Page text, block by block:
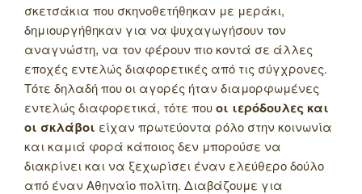
σκετσάκια που σκηνοθετήθηκαν με μεράκι,
δημιουργήθηκαν για να ψυχαγωγήσουν τον
αναγνώστη, να τον φέρουν πιο κοντά σε άλλες
εποχές εντελώς διαφορετικές από τις σύγχρονες.
Τότε δηλαδή που οι αγορές ήταν διαμορφωμένες
εντελώς διαφορετικά, τότε πουοι ιερόδουλες και
οι σκλάβοι είχαν πρωτεύοντα ρόλο στην κοινωνία
και καμιά φορά κάποιος δεν μπορούσε να
διακρίνει και να ξεχωρίσει έναν ελεύθερο δούλο
από έναν Αθηναίο πολίτη. Διαβάζουμε για